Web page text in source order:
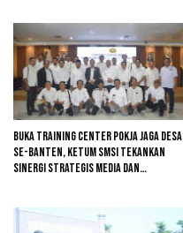
Buka Training Center Pokja Jaga Desa
se-Banten, Ketum SMSI Tekankan
Sinergi Strategis Media dan